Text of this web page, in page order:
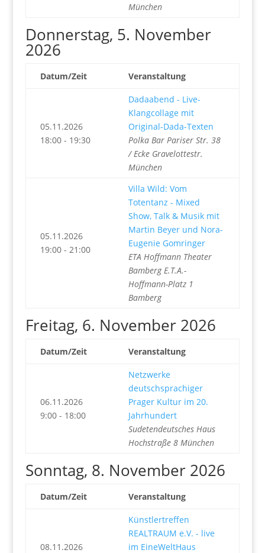
München
Donnerstag, 5. November
2026
Datum/Zeit Veranstaltung
05.11.2026
18:00 - 19:30
Dadaabend - Live-
Klangcollage mit
Original-Dada-Texten
Polka Bar Pariser Str. 38
/ Ecke Gravelottestr.
München
05.11.2026
19:00 - 21:00
Villa Wild: Vom
Totentanz - Mixed
Show, Talk & Musik mit
Martin Beyer und Nora-
Eugenie Gomringer
ETA Hoffmann Theater
Bamberg E.T.A.-
Hoffmann-Platz 1
Bamberg
Freitag, 6. November 2026
Datum/Zeit Veranstaltung
06.11.2026
9:00 - 18:00
Netzwerke
deutschsprachiger
Prager Kultur im 20.
Jahrhundert
Sudetendeutsches Haus
Hochstraße 8 München
Sonntag, 8. November 2026
Datum/Zeit Veranstaltung
08.11.2026
Künstlertreffen
REALTRAUM e.V. - live
im EineWeltHaus